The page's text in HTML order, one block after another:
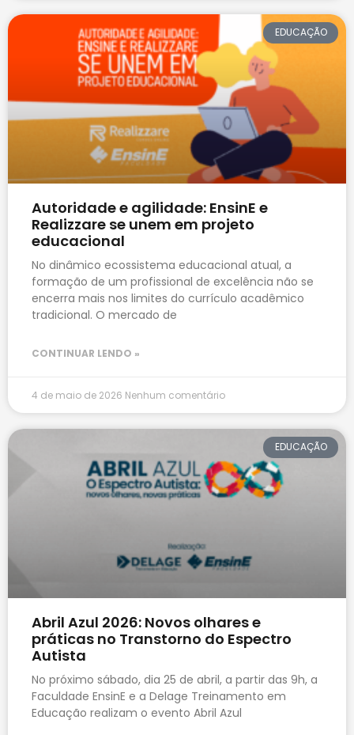
EDUCAÇÃO
Autoridade e agilidade: EnsinE e
Realizzare se unem em projeto
educacional
No dinâmico ecossistema educacional atual, a
formação de um profissional de excelência não se
encerra mais nos limites do currículo acadêmico
tradicional. O mercado de
CONTINUAR LENDO »
4 de maio de 2026 Nenhum comentário
EDUCAÇÃO
Abril Azul 2026: Novos olhares e
práticas no Transtorno do Espectro
Autista
No próximo sábado, dia 25 de abril, a partir das 9h, a
Faculdade EnsinE e a Delage Treinamento em
Educação realizam o evento Abril Azul